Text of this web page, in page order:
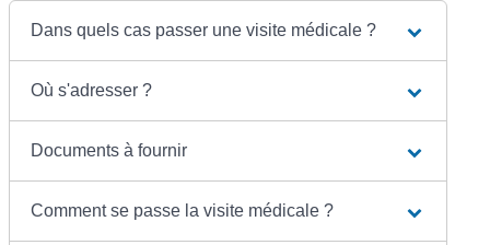
Dans quels cas passer une visite médicale ?
Où s'adresser ?
Documents à fournir
Comment se passe la visite médicale ?